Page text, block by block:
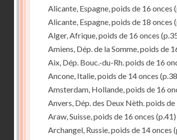
Alicante, Espagne, poids de 16 onces
Alicante, Espagne, poids de 18 onces
Alger, Afrique, poids de 16 onces
Amiens, Dép. de la Somme, poids de
Aix, Dép. Bouc.-du-Rh. poids de 16
Ancone, Italie, poids de 14 onces
Amsterdam, Hollande, poids de 16
Anvers, Dép. des Deux Nèth. poids de
Araw, Suisse, poids de 16 onces (p.41)
Archangel, Russie, poids de 14 onces